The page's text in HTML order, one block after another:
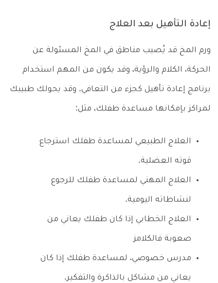
إعادة التأهيل بعد العلاج
ورم المخ قد يُصيب مناطق في المخ المسئولة عن
الحركة، الكلام والرؤية، وقد يكون من المهم استخدام
برنامج إعادة تأهيل كجزء من التعافي. وقد يحولك طبيبك
لمراكز بإمكانها مساعدة طفلك، مثل:
العلاج الطبيعي لمساعدة طفلك استرجاع
قوته العضلية.
العلاج المهني لمساعدة طفلك للرجوع
لنشاطاته اليومية.
العلاج الخطابي إذا كان طفلك يعاني من
صعوبة فالكلامز
مدرس خصوصي، لمساعدة طفلك إذا كان
يعاني من مشاكل بالذاكرة والتفكير.